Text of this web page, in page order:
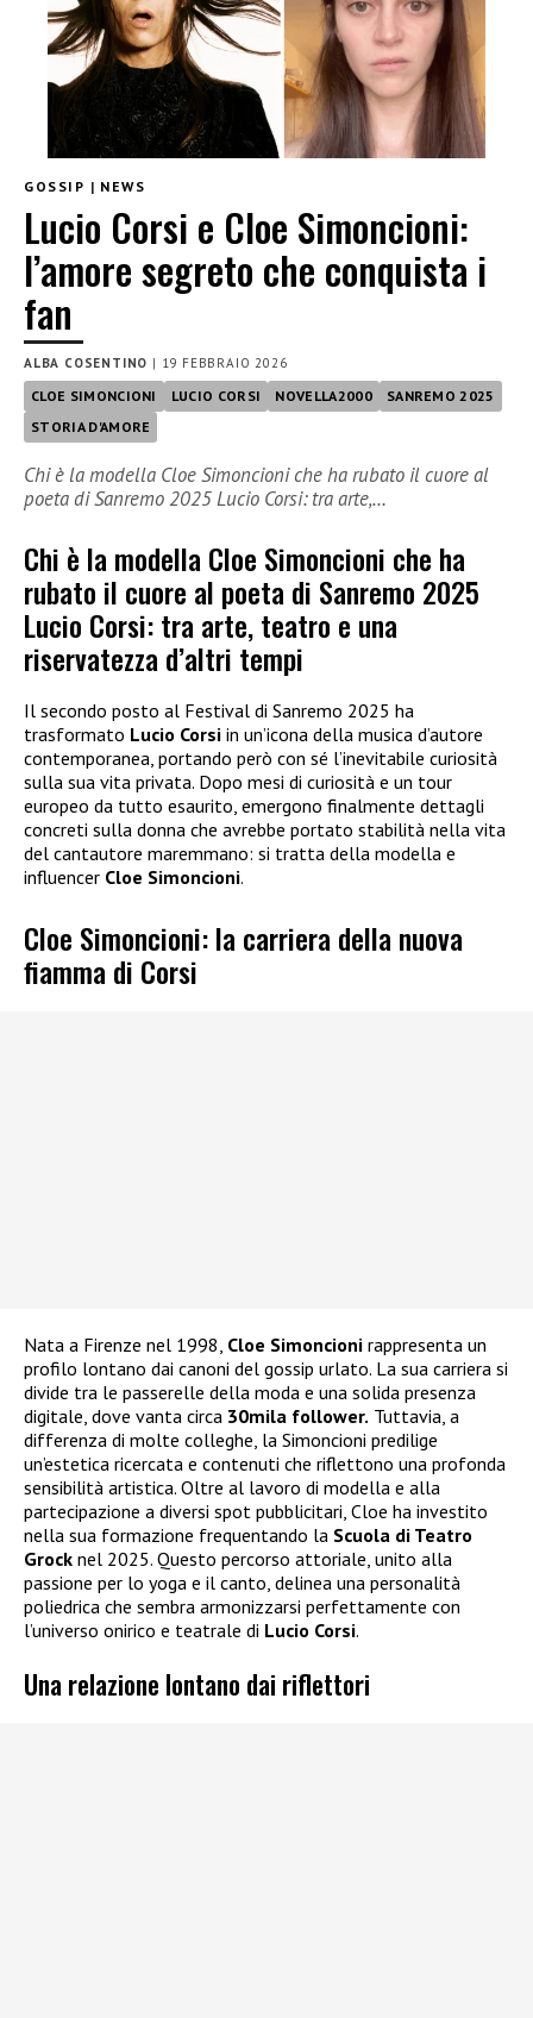
GOSSIP | NEWS
Lucio Corsi e Cloe Simoncioni:
l’amore segreto che conquista i
fan
ALBA COSENTINO | 19 FEBBRAIO 2026
CLOE SIMONCIONI LUCIO CORSI NOVELLA2000
SANREMO 2025
STORIA D'AMORE
Chi è la modella Cloe Simoncioni che ha rubato il cuore al
poeta di Sanremo 2025 Lucio Corsi: tra arte,…
Chi è la modella Cloe Simoncioni che ha
rubato il cuore al poeta di Sanremo 2025
Lucio Corsi: tra arte, teatro e una
riservatezza d’altri tempi
Il secondo posto al Festival di Sanremo 2025 ha
trasformato Lucio Corsi in un’icona della musica d’autore
contemporanea, portando però con sé l’inevitabile curiosità
sulla sua vita privata. Dopo mesi di curiosità e un tour
europeo da tutto esaurito, emergono finalmente dettagli
concreti sulla donna che avrebbe portato stabilità nella vita
del cantautore maremmano: si tratta della modella e
influencer Cloe Simoncioni.
Cloe Simoncioni: la carriera della nuova
fiamma di Corsi
Nata a Firenze nel 1998, Cloe Simoncioni rappresenta un
profilo lontano dai canoni del gossip urlato. La sua carriera si
divide tra le passerelle della moda e una solida presenza
digitale, dove vanta circa 30mila follower. Tuttavia, a
differenza di molte colleghe, la Simoncioni predilige
un’estetica ricercata e contenuti che riflettono una profonda
sensibilità artistica. Oltre al lavoro di modella e alla
partecipazione a diversi spot pubblicitari, Cloe ha investito
nella sua formazione frequentando la Scuola di Teatro
Grock nel 2025. Questo percorso attoriale, unito alla
passione per lo yoga e il canto, delinea una personalità
poliedrica che sembra armonizzarsi perfettamente con
l’universo onirico e teatrale di Lucio Corsi.
Una relazione lontano dai riflettori